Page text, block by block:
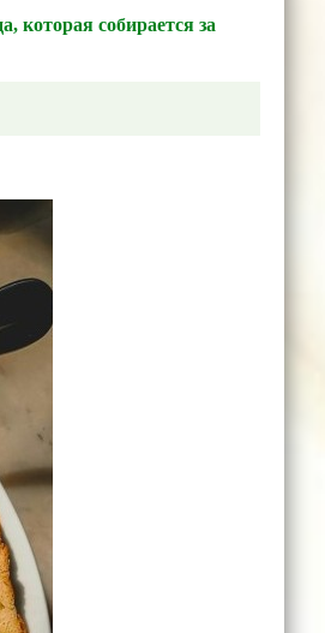
которая собирается за